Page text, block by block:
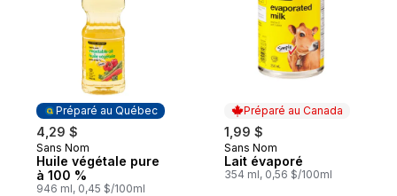
Préparé au Québec
4,29 $
Préparé au Québec
Sans Nom
Huile végétale pure
à 100 %
946 ml, 0,45 $/100ml
Préparé au Canada
1,99 $
Préparé au Canada
Sans Nom
Lait évaporé
354 ml, 0,56 $/100ml